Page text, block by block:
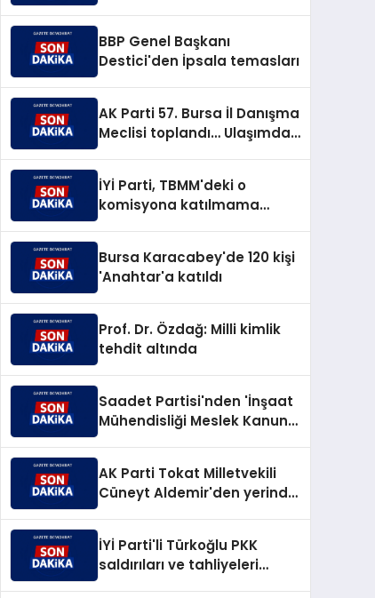
BBP Genel Başkanı
Destici'den İpsala temasları
AK Parti 57. Bursa İl Danışma
Meclisi toplandı… Ulaşımdan
İYİ Parti, TBMM'deki o
komisyona katılmama
Bursa Karacabey'de 120 kişi
'Anahtar'a katıldı
Prof. Dr. Özdağ: Milli kimlik
tehdit altında
Saadet Partisi'nden 'İnşaat
Mühendisliği Meslek Kanunu'
AK Parti Tokat Milletvekili
Cüneyt Aldemir'den yerinde
İYİ Parti'li Türkoğlu PKK
saldırıları ve tahliyeleri